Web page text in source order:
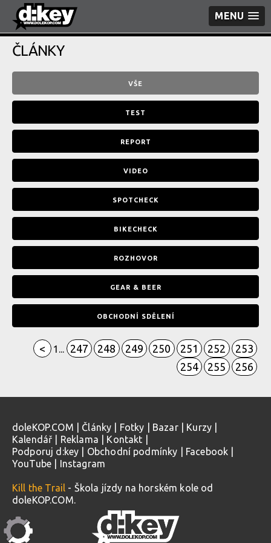
MENU
ČLÁNKY
VŠE
TEST
REPORT
VIDEO
SPOTCHECK
BIKECHECK
ROZHOVOR
GEAR & BEER
OBCHODNÍ SDĚLENÍ
< 1 ... 247 248 249 250 251 252
253
254
255 256
doleKOP.COM Články Fotky Bazar| Kurzy
Kalendář
Reklama Kontakt
Podporuj d:key
Obchodní podmínky Facebook
YouTube
Instagram
Kill the Trail - Škola jízdy na horském kole od
doleKOP.COM.